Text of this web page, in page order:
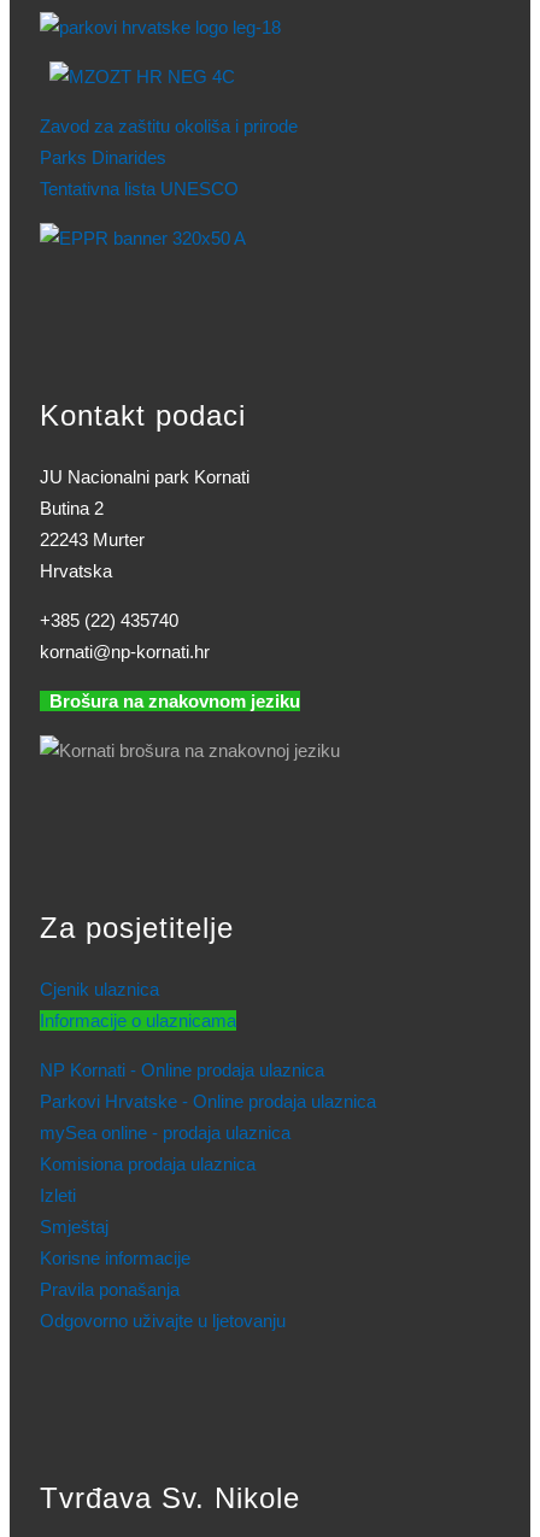
Zavod za zaštitu okoliša i prirode
Parks Dinarides
Tentativna lista UNESCO
Kontakt podaci
JU Nacionalni park Kornati
Butina 2
22243 Murter
Hrvatska
+385 (22) 435740
kornati@np-kornati.hr
Brošura na znakovnom jeziku
Za posjetitelje
Cjenik ulaznica
Informacije o ulaznicama
NP Kornati - Online prodaja ulaznica
Parkovi Hrvatske - Online prodaja ulaznica
mySea online - prodaja ulaznica
Komisiona prodaja ulaznica
Izleti
Smještaj
Korisne informacije
Pravila ponašanja
Odgovorno uživajte u ljetovanju
Tvrđava Sv. Nikole